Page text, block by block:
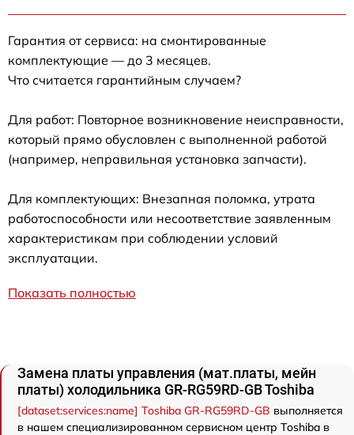
Гарантия от сервиса: на смонтированные
комплектующие — до 3 месяцев.
Что считается гарантийным случаем?
Для работ: Повторное возникновение неисправности,
который прямо обусловлен с выполненной работой
(например, неправильная установка запчасти).
Для комплектующих: Внезапная поломка, утрата
работоспособности или несоответствие заявленным
характеристикам при соблюдении условий
эксплуатации.
Показать полностью
Замена платы управления (мат.платы, мейн
платы) холодильника GR-RG59RD-GB Toshiba
[dataset:services:name] Toshiba GR-RG59RD-GB выполняется
в нашем специализированном сервисном центр Toshiba в